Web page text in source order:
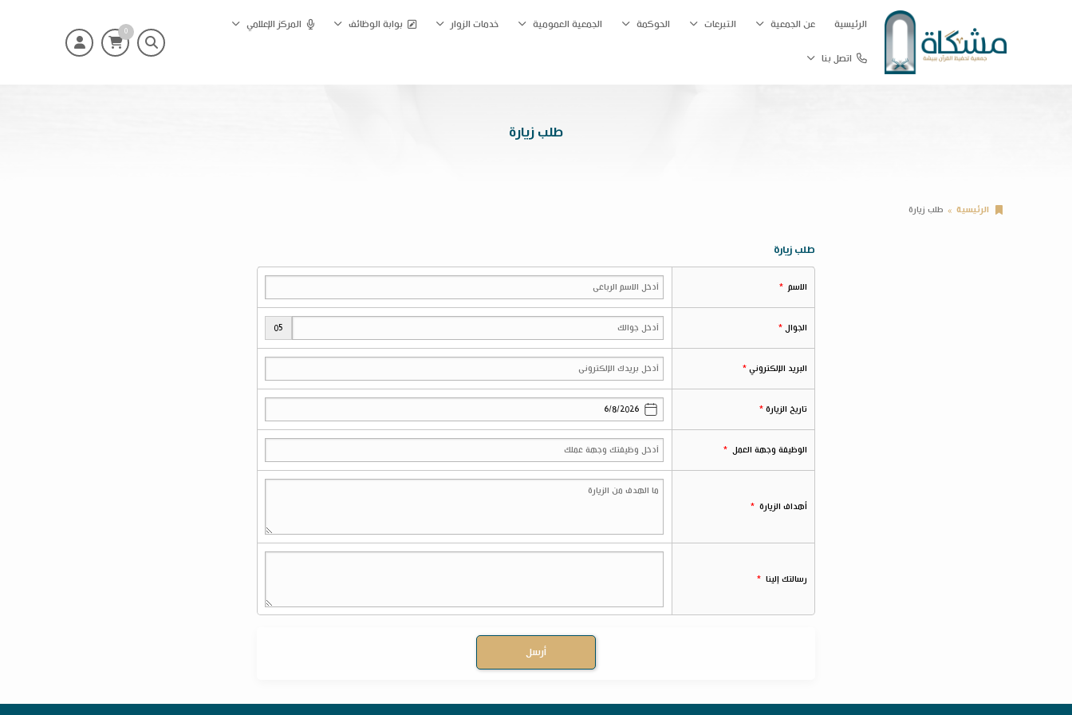
الرئيسية عن الجمعية التبرعات الحوكمة الجمعية العمومية خدمات الزوار بوابة الوظائف المركز الإعلامي
اتصل بنا
0
طلب زيارة
الرئيسية طلب زيارة
طلب زيارة
الاسم
الجوال 05
البريد الإلكتروني
تاريخ الزيارة
الوظيفة وجهة العمل
أهداف الزيارة
رسالتك إلينا